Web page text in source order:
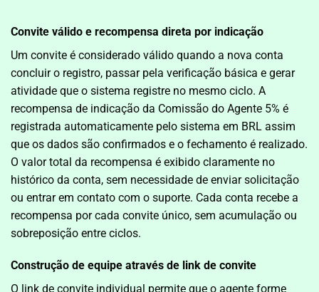
Convite válido e recompensa direta por indicação
Um convite é considerado válido quando a nova conta
concluir o registro, passar pela verificação básica e gerar
atividade que o sistema registre no mesmo ciclo. A
recompensa de indicação da Comissão do Agente 5% é
registrada automaticamente pelo sistema em BRL assim
que os dados são confirmados e o fechamento é realizado.
O valor total da recompensa é exibido claramente no
histórico da conta, sem necessidade de enviar solicitação
ou entrar em contato com o suporte. Cada conta recebe a
recompensa por cada convite único, sem acumulação ou
sobreposição entre ciclos.
Construção de equipe através de link de convite
O link de convite individual permite que o agente forme